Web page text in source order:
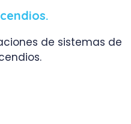
de sistemas de